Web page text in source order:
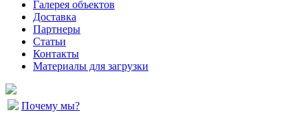
Галерея объектов
Доставка
Партнеры
Статьи
Контакты
Материалы для загрузки
Почему мы?